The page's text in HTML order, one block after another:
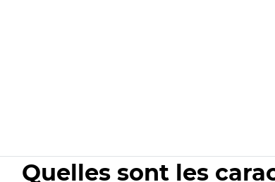
Quelles sont les